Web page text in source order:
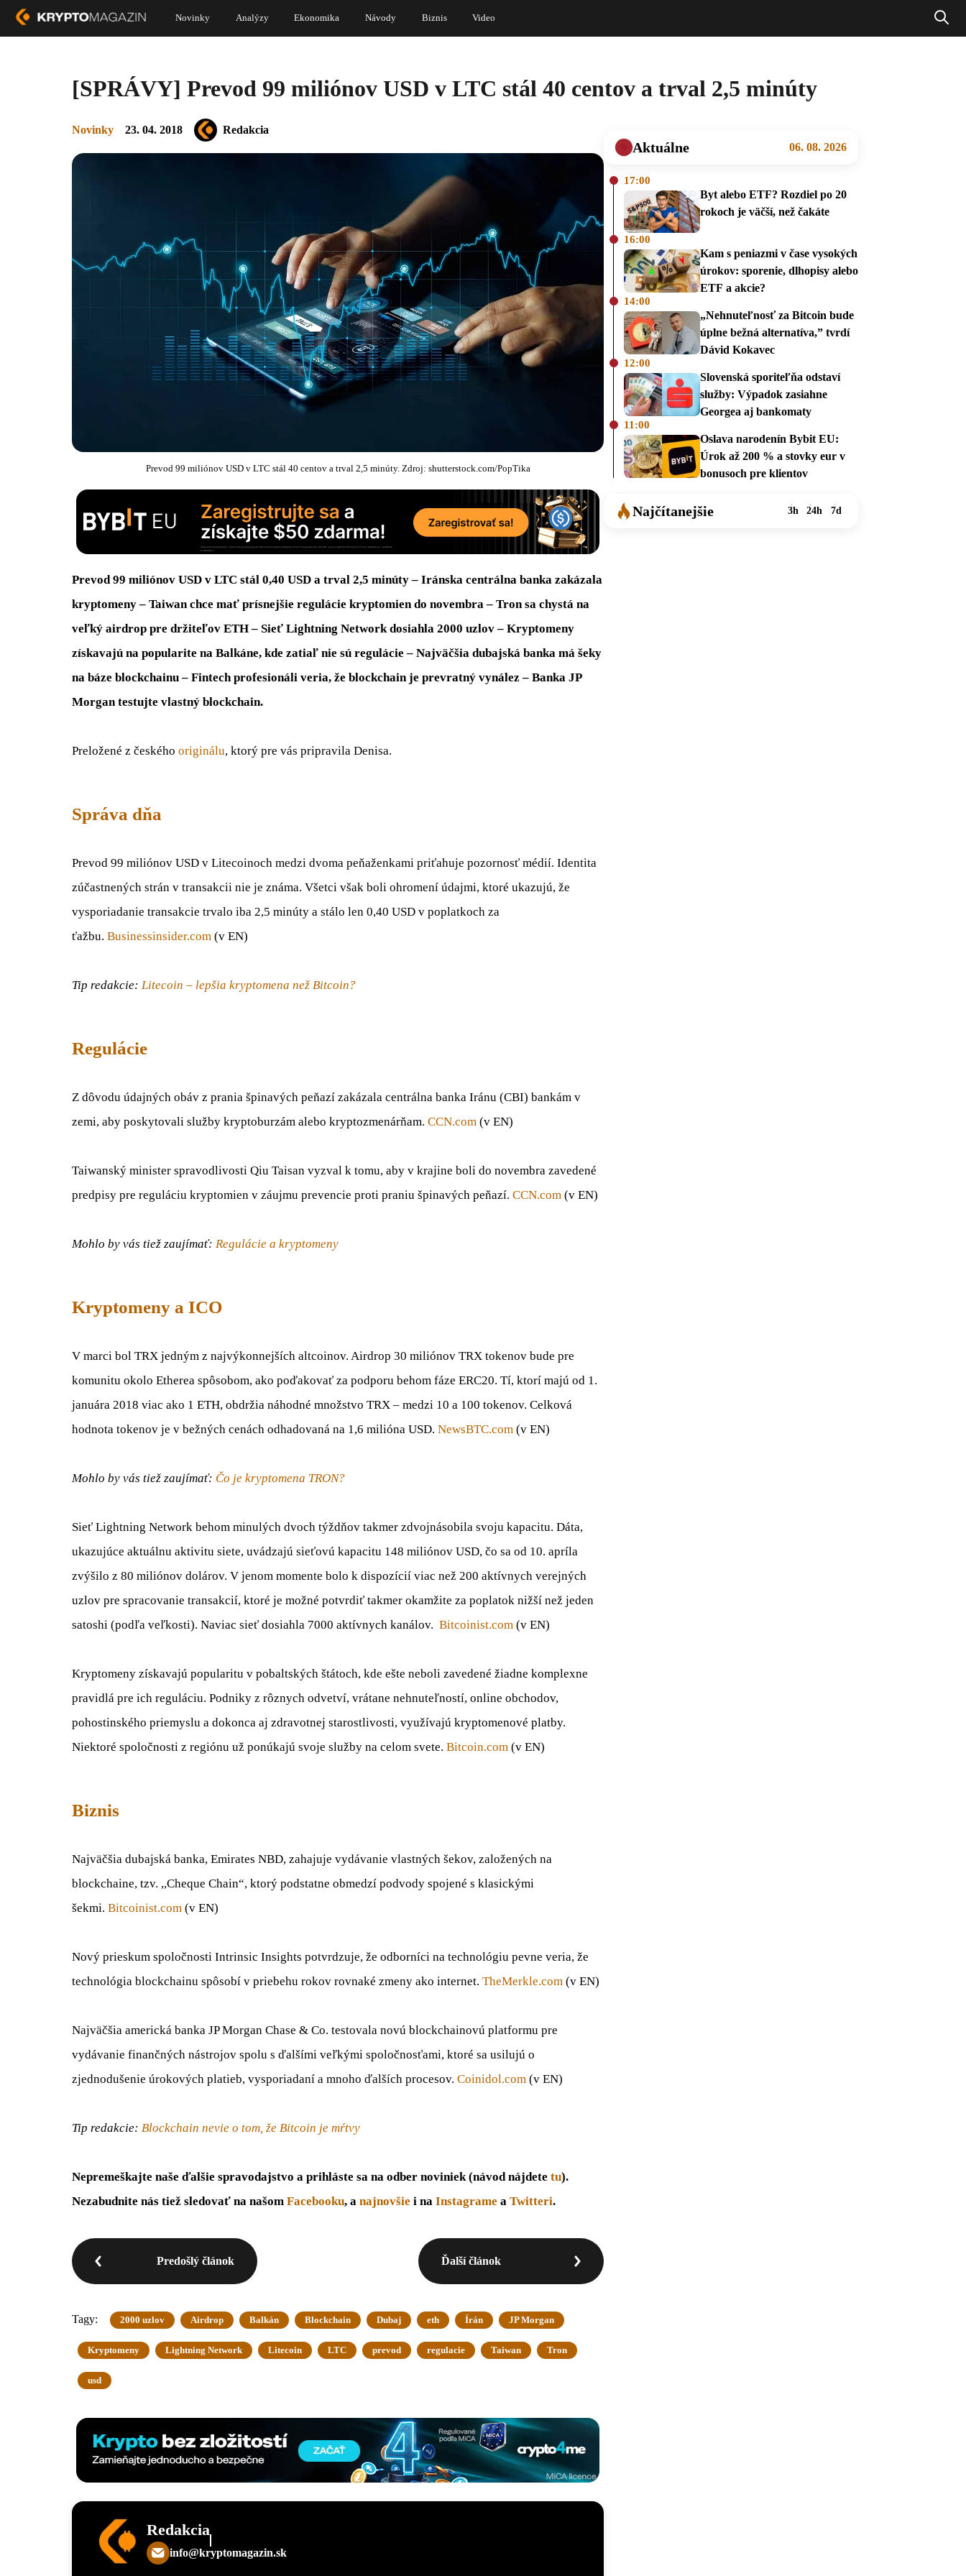
Novinky Analýzy Ekonomika Návody Biznis Video
[SPRÁVY] Prevod 99 miliónov USD v LTC stál 40 centov a trval 2,5 minúty
Novinky 23. 04. 2018 Redakcia
Prevod 99 miliónov USD v LTC stál 40 centov a trval 2,5 minúty. Zdroj: shutterstock.com/PopTika
Prevod 99 miliónov USD v LTC stál 0,40 USD a trval 2,5 minúty – Iránska centrálna banka zakázala
kryptomeny – Taiwan chce mať prísnejšie regulácie kryptomien do novembra – Tron sa chystá na
veľký airdrop pre držiteľov ETH – Sieť Lightning Network dosiahla 2000 uzlov – Kryptomeny
získavajú na popularite na Balkáne, kde zatiaľ nie sú regulácie – Najväčšia dubajská banka má šeky
na báze blockchainu – Fintech profesionáli veria, že blockchain je prevratný vynález – Banka JP
Morgan testujte vlastný blockchain.
Preložené z českého originálu, ktorý pre vás pripravila Denisa.
Správa dňa
Prevod 99 miliónov USD v Litecoinoch medzi dvoma peňaženkami priťahuje pozornosť médií. Identita
zúčastnených strán v transakcii nie je známa. Všetci však boli ohromení údajmi, ktoré ukazujú, že
vysporiadanie transakcie trvalo iba 2,5 minúty a stálo len 0,40 USD v poplatkoch za
ťažbu. Businessinsider.com (v EN)
Tip redakcie: Litecoin – lepšia kryptomena než Bitcoin?
Regulácie
Z dôvodu údajných obáv z prania špinavých peňazí zakázala centrálna banka Iránu (CBI) bankám v
zemi, aby poskytovali služby kryptoburzám alebo kryptozmenárňam. CCN.com (v EN)
Taiwanský minister spravodlivosti Qiu Taisan vyzval k tomu, aby v krajine boli do novembra zavedené
predpisy pre reguláciu kryptomien v záujmu prevencie proti praniu špinavých peňazí. CCN.com (v EN)
Mohlo by vás tiež zaujímať: Regulácie a kryptomeny
Kryptomeny a ICO
V marci bol TRX jedným z najvýkonnejších altcoinov. Airdrop 30 miliónov TRX tokenov bude pre
komunitu okolo Etherea spôsobom, ako poďakovať za podporu behom fáze ERC20. Tí, ktorí majú od 1.
januára 2018 viac ako 1 ETH, obdržia náhodné množstvo TRX – medzi 10 a 100 tokenov. Celková
hodnota tokenov je v bežných cenách odhadovaná na 1,6 milióna USD. NewsBTC.com (v EN)
Mohlo by vás tiež zaujímať: Čo je kryptomena TRON?
Sieť Lightning Network behom minulých dvoch týždňov takmer zdvojnásobila svoju kapacitu. Dáta,
ukazujúce aktuálnu aktivitu siete, uvádzajú sieťovú kapacitu 148 miliónov USD, čo sa od 10. apríla
zvýšilo z 80 miliónov dolárov. V jenom momente bolo k dispozícií viac než 200 aktívnych verejných
uzlov pre spracovanie transakcií, ktoré je možné potvrdiť takmer okamžite za poplatok nižší než jeden
satoshi (podľa veľkosti). Naviac sieť dosiahla 7000 aktívnych kanálov. Bitcoinist.com (v EN)
Kryptomeny získavajú popularitu v pobaltských štátoch, kde ešte neboli zavedené žiadne komplexne
pravidlá pre ich reguláciu. Podniky z rôznych odvetví, vrátane nehnuteľností, online obchodov,
pohostinského priemyslu a dokonca aj zdravotnej starostlivosti, využívajú kryptomenové platby.
Niektoré spoločnosti z regiónu už ponúkajú svoje služby na celom svete. Bitcoin.com (v EN)
Biznis
Najväčšia dubajská banka, Emirates NBD, zahajuje vydávanie vlastných šekov, založených na
blockchaine, tzv. ,,Cheque Chain“, ktorý podstatne obmedzí podvody spojené s klasickými
šekmi. Bitcoinist.com (v EN)
Nový prieskum spoločnosti Intrinsic Insights potvrdzuje, že odborníci na technológiu pevne veria, že
technológia blockchainu spôsobí v priebehu rokov rovnaké zmeny ako internet. TheMerkle.com (v EN)
Najväčšia americká banka JP Morgan Chase & Co. testovala novú blockchainovú platformu pre
vydávanie finančných nástrojov spolu s ďalšími veľkými spoločnosťami, ktoré sa usilujú o
zjednodušenie úrokových platieb, vysporiadaní a mnoho ďalších procesov. Coinidol.com (v EN)
Tip redakcie: Blockchain nevie o tom, že Bitcoin je mŕtvy
Nepremeškajte naše ďalšie spravodajstvo a prihláste sa na odber noviniek (návod nájdete tu).
Nezabudnite nás tiež sledovať na našom Facebooku, a najnovšie i na Instagrame a Twitteri.
Predošlý článok Ďalší článok
Tagy: 2000 uzlov Airdrop Balkán Blockchain Dubaj eth Írán JP Morgan
Kryptomeny Lightning Network Litecoin LTC prevod regulacie Taiwan Tron
usd
Redakcia
info@kryptomagazin.sk
Aktuálne 06. 08. 2026
17:00
Byt alebo ETF? Rozdiel po 20
rokoch je väčší, než čakáte
16:00
Kam s peniazmi v čase vysokých
úrokov: sporenie, dlhopisy alebo
ETF a akcie?
14:00
„Nehnuteľnosť za Bitcoin bude
úplne bežná alternatíva,” tvrdí
Dávid Kokavec
12:00
Slovenská sporiteľňa odstaví
služby: Výpadok zasiahne
Georgea aj bankomaty
11:00
Oslava narodenín Bybit EU:
Úrok až 200 % a stovky eur v
bonusoch pre klientov
Najčítanejšie 3h 24h 7d